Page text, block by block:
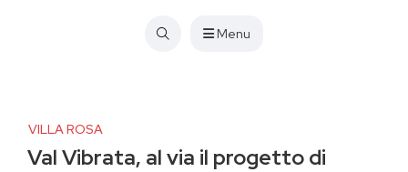
Menu
VILLA ROSA
Val Vibrata, al via il progetto di